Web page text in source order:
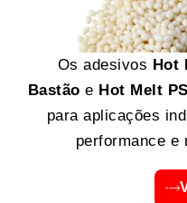
Os adesivos Hot
Bastão e Hot Melt
para aplicações
performance e